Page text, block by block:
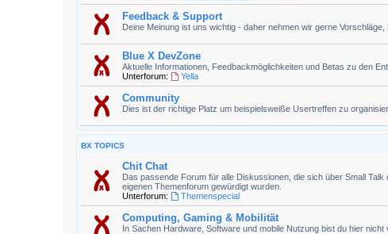
Feedback & Support
Deine Meinung ist uns wichtig - daher nehmen wir gerne Vorschläge,
Blue X DevZone
Aktuelle Informationen, Feedbackmöglichkeiten und Betas zu den
Unterforum:
Yella
Community
Dies ist der richtige Platz um beispielsweiße Usertreffen zu
BX TOPICS
Chit Chat
Das passende Forum für alle Diskussionen, die sich über Small
eigenen Themenforum gewürdigt wurden.
Unterforum:
Themenspecial
Computing, Gaming & Mobilität
In Sachen Hardware, Software und mobile Nutzung bist du hier